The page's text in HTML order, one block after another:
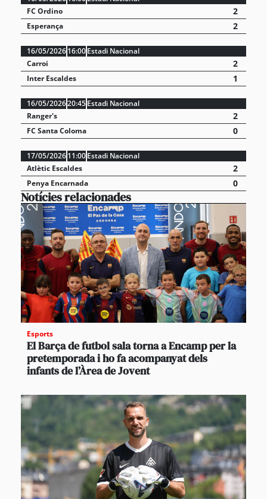
FC Ordino
2
Esperança 2
16/05/202616:00Estadi Nacional
Carroi
2
Inter Escaldes 1
16/05/202620:45Estadi Nacional
Ranger's
2
FC Santa Coloma 0
17/05/202611:00Estadi Nacional
Atlètic Escaldes
2
Penya Encarnada 0
Notícies relacionades
Esports
El Barça de futbol sala torna a Encamp per la
pretemporada i ho fa acompanyat dels
infants de l’Àrea de Jovent